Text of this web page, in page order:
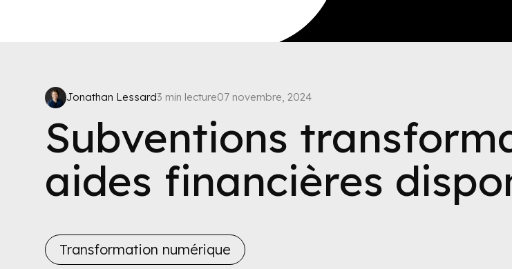
Jonathan Lessard3 min lecture07 novembre, 2024
Subventions
aides financières
Transformation numérique